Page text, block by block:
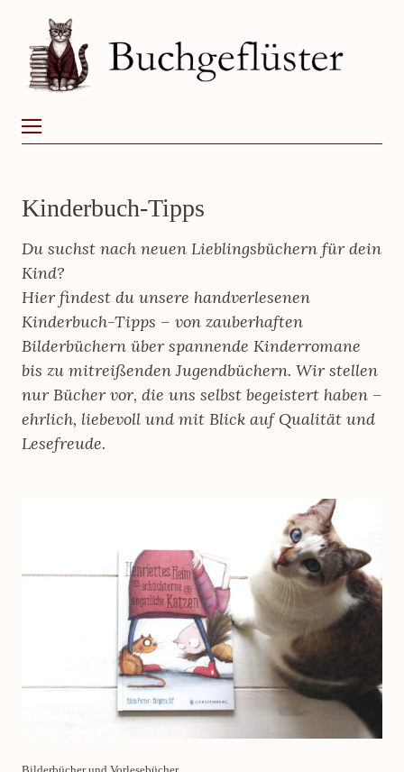
BUCHGEFLÜSTER
Menu
Kinderbuch-Tipps
Du suchst nach neuen Lieblingsbüchern für dein
Kind?
Hier findest du unsere handverlesenen
Kinderbuch-Tipps – von zauberhaften
Bilderbüchern über spannende Kinderromane
bis zu mitreißenden Jugendbüchern. Wir stellen
nur Bücher vor, die uns selbst begeistert haben –
ehrlich, liebevoll und mit Blick auf Qualität und
Lesefreude.
Category